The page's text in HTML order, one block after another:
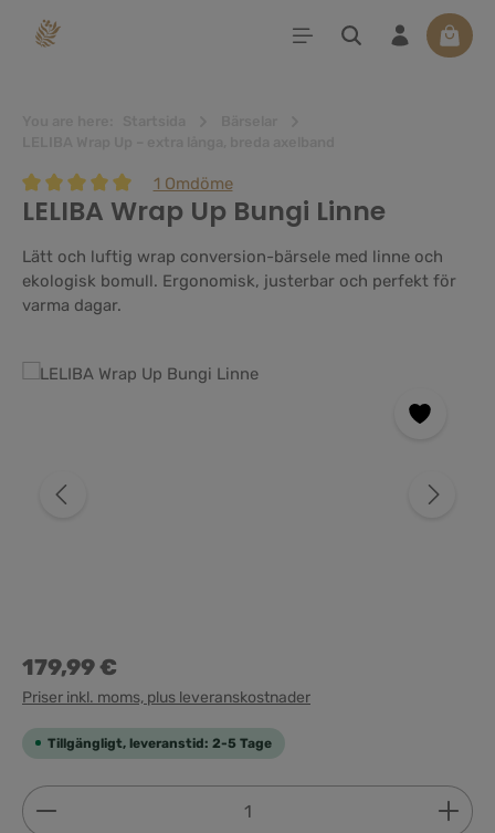
Genomsnittligt betyg på 5 av 5 stjärnor
1 Omdöme
LELIBA Wrap Up Bungi Linne
Lätt och luftig wrap conversion-bärsele med linne och
ekologisk bomull. Ergonomisk, justerbar och perfekt för
varma dagar.
Hoppa över bildgalleri
179,99 €
Priser inkl. moms, plus leveranskostnader
Tillgängligt, leveranstid: 2-5 Tage
Produktkvantitet: Ange önskat belopp eller